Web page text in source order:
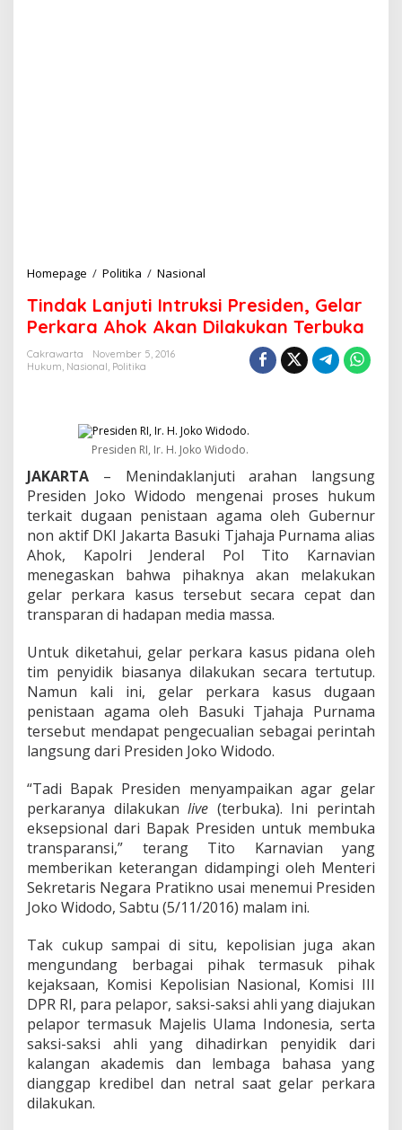
Homepage / Politika / Nasional
n
d
a
u
t
I
n
t
r
s
i
P
s
i
d
e
n
G
l
a
r
P
e
r
k
a
A
h
o
k
a
D
Tindak Lanjuti Intruksi Presiden, Gelar
Perkara Ahok Akan Dilakukan Terbuka
Cakrawarta
November 5, 2016
Hukum, Nasional, Politika
Presiden RI, Ir. H. Joko Widodo.
JAKARTA – Menindaklanjuti arahan langsung
Presiden Joko Widodo mengenai proses hukum
terkait dugaan penistaan agama oleh Gubernur
non aktif DKI Jakarta Basuki Tjahaja Purnama alias
Ahok, Kapolri Jenderal Pol Tito Karnavian
menegaskan bahwa pihaknya akan melakukan
gelar perkara kasus tersebut secara cepat dan
transparan di hadapan media massa.
Untuk diketahui, gelar perkara kasus pidana oleh
tim penyidik biasanya dilakukan secara tertutup.
Namun kali ini, gelar perkara kasus dugaan
penistaan agama oleh Basuki Tjahaja Purnama
tersebut mendapat pengecualian sebagai perintah
langsung dari Presiden Joko Widodo.
“Tadi Bapak Presiden menyampaikan agar gelar
perkaranya dilakukanlive (terbuka). Ini perintah
eksepsional dari Bapak Presiden untuk membuka
transparansi,” terang Tito Karnavian yang
memberikan keterangan didampingi oleh Menteri
Sekretaris Negara Pratikno usai menemui Presiden
Joko Widodo, Sabtu (5/11/2016) malam ini.
Tak cukup sampai di situ, kepolisian juga akan
mengundang berbagai pihak termasuk pihak
kejaksaan, Komisi Kepolisian Nasional, Komisi III
DPR RI, para pelapor, saksi-saksi ahli yang diajukan
pelapor termasuk Majelis Ulama Indonesia, serta
saksi-saksi ahli yang dihadirkan penyidik dari
kalangan akademis dan lembaga bahasa yang
dianggap kredibel dan netral saat gelar perkara
dilakukan.